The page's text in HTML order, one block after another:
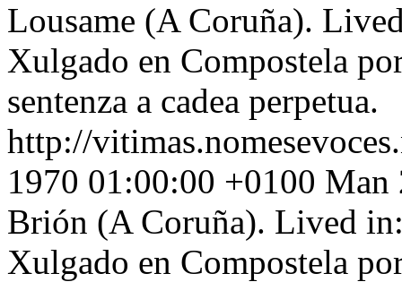
Lousame (A Coruña).
Xulgado en Compostela
sentenza a cadea perpetua.
http://
1970 01:00:00 +0100 Man
Brión (A Coruña). Lived
Xulgado en Compostela